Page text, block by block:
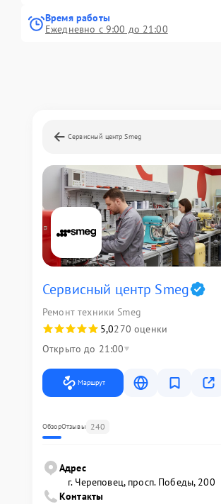
Время работы
Ежедневно с 9:00 до 21:00
Сервисный центр Smeg
Сервисный центр Smeg
Ремонт техники Smeg
5,0270 оценки
Открыто до 21:00
Маршрут
ОбзорОтзывы 240
Адрес
г. Череповец, просп. Победы, 200
Контакты